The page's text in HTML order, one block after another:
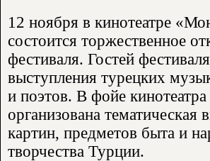
12 ноября в кинотеатре
состоится торжественное
фестиваля. Гостей
выступления турецких
и поэтов. В фойе кинотеатра
организована тематическая
картин, предметов быта и
творчества Турции.